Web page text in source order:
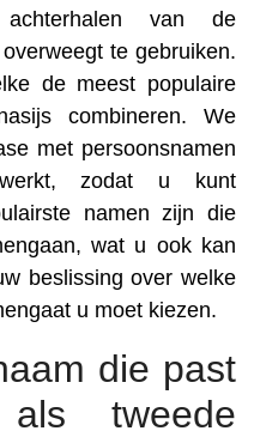
van de
te gebruiken.
de meest populaire
combineren. We
met persoonsnamen
zodat u kunt
namen zijn die
wat u ook kan
beslissing over welke
u moet kiezen.
die past
tweede